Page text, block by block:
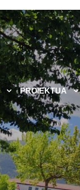
PROIEKTUA